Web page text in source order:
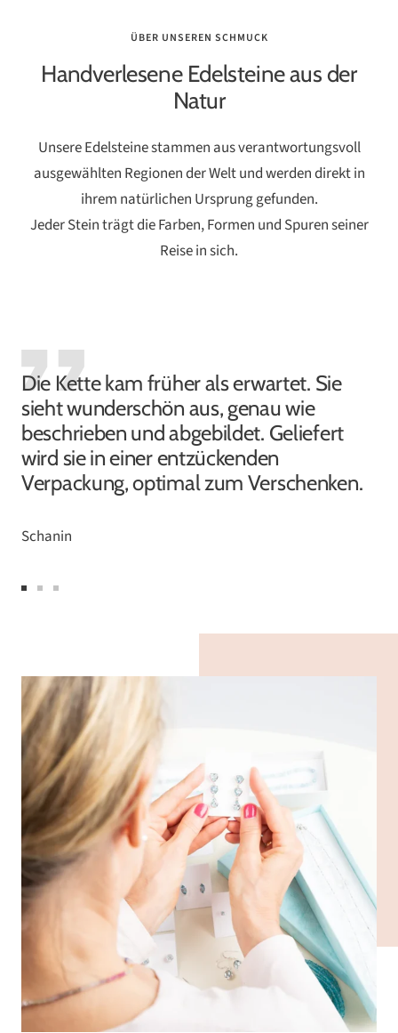
ÜBER UNSEREN SCHMUCK
Handverlesene Edelsteine aus der
Natur
Unsere Edelsteine stammen aus verantwortungsvoll
ausgewählten Regionen der Welt und werden direkt in
ihrem natürlichen Ursprung gefunden.
Jeder Stein trägt die Farben, Formen und Spuren seiner
Reise in sich.
Die Kette kam früher als erwartet. Sie
sieht wunderschön aus, genau wie
beschrieben und abgebildet. Geliefert
wird sie in einer entzückenden
Verpackung, optimal zum Verschenken.
Schanin
gehen
gehen
gehen